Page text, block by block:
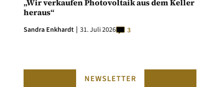
„Wir verkaufen Photovoltaik aus dem Keller
heraus“
Sandra Enkhardt 31. Juli 2026 3
NEWSLETTER